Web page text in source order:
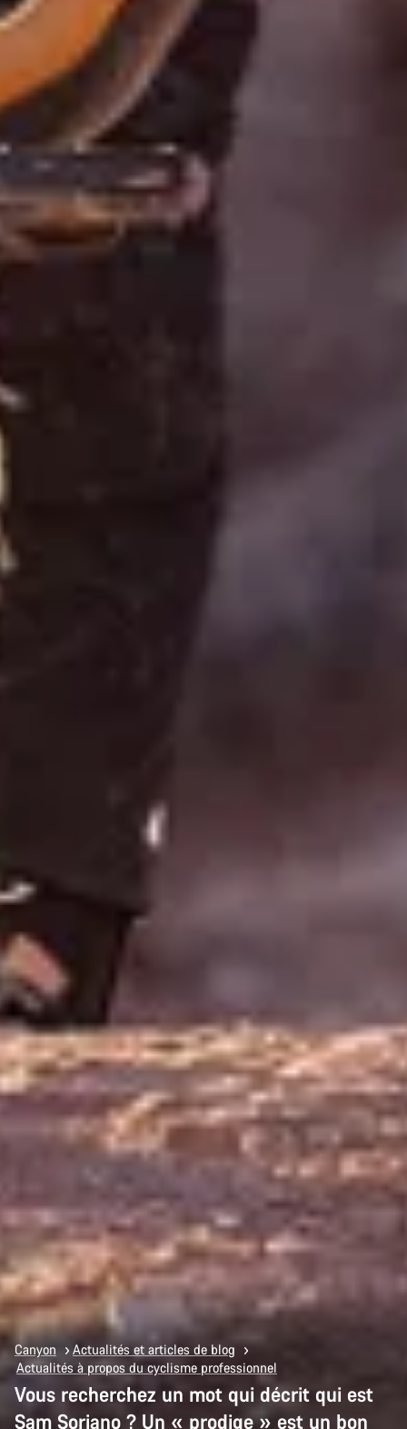
Canyon
Actualités et articles de blog
Actualités à propos du cyclisme professionnel
Vous recherchez un mot qui décrit qui est
Sam Soriano ? Un « prodige » est un bon